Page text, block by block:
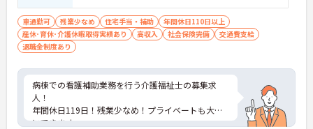
車通勤可 残業少なめ 住宅手当・補助
年間休日110日以上
産休･育休･介護休暇取得実績あり
高収入 社会保険完備
交通費支給
退職金制度あり
病棟での看護補助業務を行う介護福祉士の募集求
人！
年間休日119日！残業少なめ！プライベートも大切
にできます。